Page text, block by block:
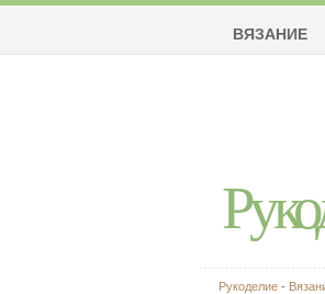
ВЯЗАНИЕ
Рукоделие -